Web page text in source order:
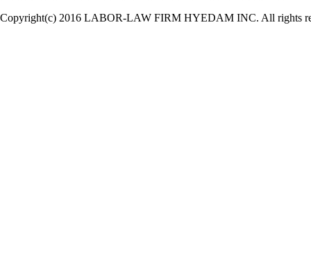
Copyright(c) 2016 LABOR-LAW FIRM HYEDAM INC. All rights